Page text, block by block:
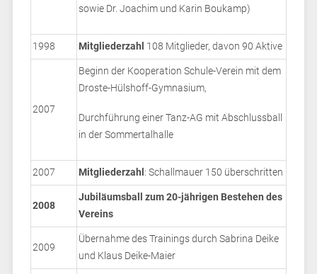
sowie Dr. Joachim und Karin Boukamp)
1998 Mitgliederzahl 108 Mitglieder, davon 90 Aktive
2007
Beginn der Kooperation Schule-Verein mit dem
Droste-Hülshoff-Gymnasium,
Durchführung einer Tanz-AG mit Abschlussball
in der Sommertalhalle
2007 Mitgliederzahl : Schallmauer 150 überschritten
2008
Jubiläumsball zum 20-jährigen Bestehen des
Vereins
2009
Übernahme des Trainings durch Sabrina Deike
und Klaus Deike-Maier